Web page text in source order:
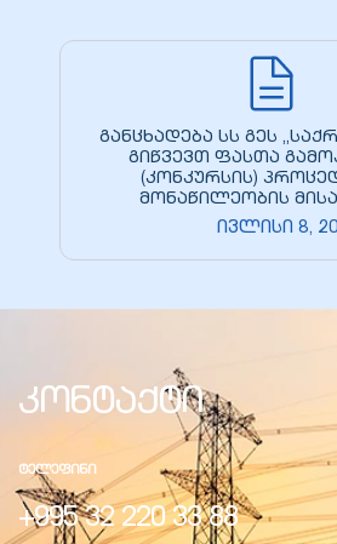
განცხადება სს გეს
გიწვევთ ფასთა
(კონკურსის)
მონაწილეობის
ივლისი 8,
კონტაქტი
ᲢᲔᲚᲔᲤᲘᲜᲘ
+995 32 220 33 88